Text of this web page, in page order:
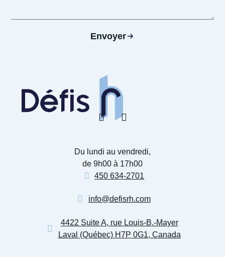
Envoyer
Du lundi au vendredi,
de 9h00 à 17h00
450 634-2701
info@defisrh.com
4422 Suite A, rue Louis-B.-Mayer
Laval (Québec) H7P 0G1, Canada